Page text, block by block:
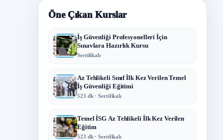
Öne Çıkan Kurslar
İş Güvenliği Profesyonelleri İçin
Sınavlara Hazırlık Kursu
Sertifikalı
Az Tehlikeli Sınıf İlk Kez Verilen Temel
İş Güvenliği Eğitimi
523 dk · Sertifikalı
Temel İSG Az Tehlikeli İlk Kez Verilen
Eğitim
523 dk · Sertifikalı